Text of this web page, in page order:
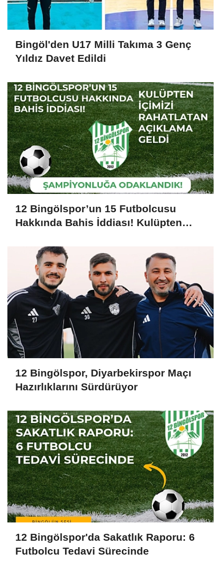
Bingöl'den U17 Milli Takıma 3 Genç
Yıldız Davet Edildi
12 Bingölspor’un 15 Futbolcusu
Hakkında Bahis İddiası! Kulüpten
12 Bingölspor, Diyarbekirspor Maçı
Hazırlıklarını Sürdürüyor
12 Bingölspor'da Sakatlık Raporu: 6
Futbolcu Tedavi Sürecinde